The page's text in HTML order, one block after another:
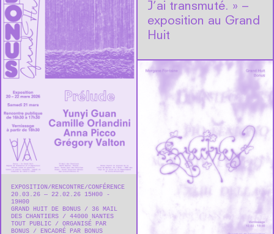
J’ai transmuté. » –
exposition au Grand
Huit
EXPOSITION
RENCONTRE/CONFÉRENCE
20.03.26 — 22.02.26 15H00 -
19H00
GRAND HUIT DE BONUS
36 MAIL
DES CHANTIERS
44000 NANTES
TOUT PUBLIC
ORGANISÉ PAR
BONUS
ENCADRÉ PAR BONUS